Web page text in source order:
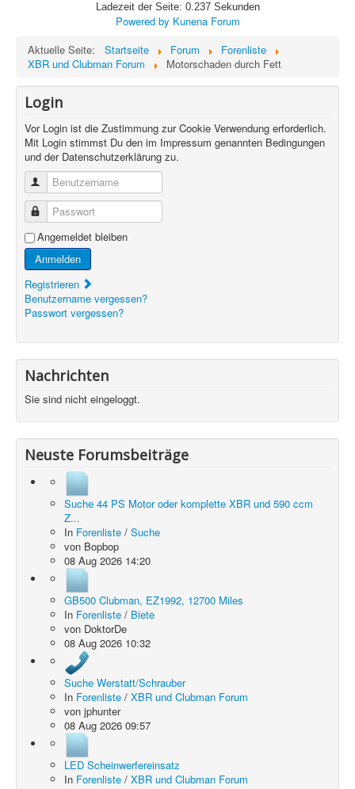
Ladezeit der Seite: 0.237 Sekunden
Powered by Kunena Forum
Aktuelle Seite:
Startseite Forum
Forenliste
XBR und Clubman Forum
Motorschaden durch Fett
Login
Vor Login ist die Zustimmung zur Cookie Verwendung erforderlich.
Mit Login stimmst Du den im Impressum genannten Bedingungen
und der Datenschutzerklärung zu.
Benutzername
Passwort
Angemeldet bleiben
Anmelden
Registrieren
Benutzername vergessen?
Passwort vergessen?
Nachrichten
Sie sind nicht eingeloggt.
Neuste Forumsbeiträge
Suche 44 PS Motor oder komplette XBR und 590 ccm
Z...
In Forenliste / Suche
von Bopbop
08 Aug 2026 14:20
GB500 Clubman, EZ1992, 12700 Miles
In Forenliste / Biete
von DoktorDe
08 Aug 2026 10:32
Suche Werstatt/Schrauber
In Forenliste / XBR und Clubman Forum
von jphunter
08 Aug 2026 09:57
LED Scheinwerfereinsatz
In Forenliste / XBR und Clubman Forum